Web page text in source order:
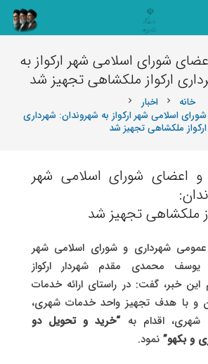
شورای اسلامی شهر ارکواز به
ارکواز ملکشاهی تجهیز شد
خانه chevron_right اخبار chevron_right
اسلامی شهر ارکواز به شهروندان: شهرداری
ارکواز ملکشاهی تجهیز شد
و اعضای شورای اسلامی شهر
ملکشاهی تجهیز شد
شهرداری و شورای اسلامی شهر
یوسف محمدی مقدم شهردار ارکواز
این خبر، گفت: در راستای ارائه خدمات
و با هدف تجهیز واحد خدمات شهری،
شهری، اقدام به“خرید و تحویل دو
و بکهو” نمود.